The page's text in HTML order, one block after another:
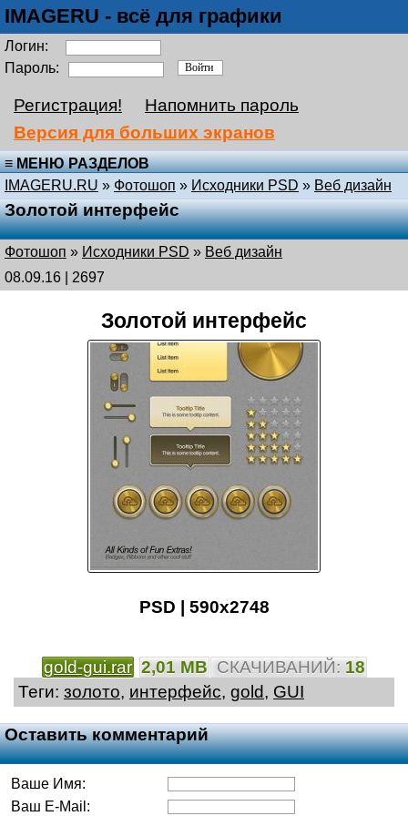
IMAGERU - всё для графики
Логин:
Пароль:
Регистрация!
Напомнить пароль
Версия для больших экранов
≡ МЕНЮ РАЗДЕЛОВ
IMAGERU.RU » Фотошоп » Исходники PSD » Веб дизайн
Золотой интерфейс
Фотошоп » Исходники PSD » Веб дизайн
08.09.16 | 2697
Золотой интерфейс
PSD | 590x2748
gold-gui.rar 2,01 MB CКАЧИВАНИЙ: 18
Теги: золото, интерфейс, gold, GUI
Оставить комментарий
Ваше Имя:
Ваш E-Mail: